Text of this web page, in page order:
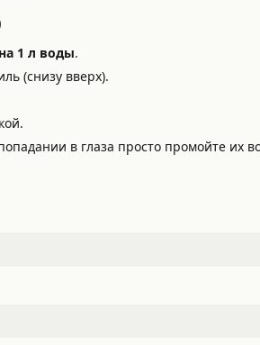
1 л воды.
(снизу вверх).
в глаза просто промойте их